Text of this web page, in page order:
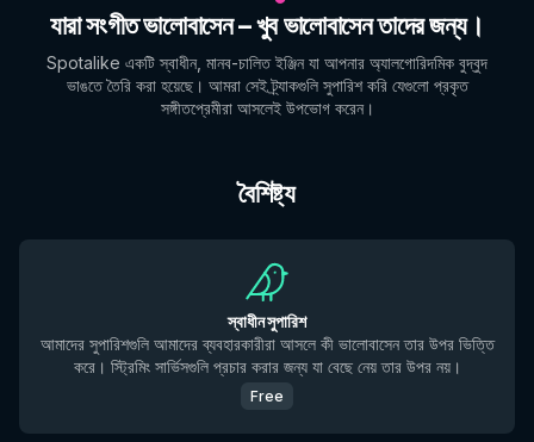
যারা সংগীত ভালোবাসেন – খুব ভালোবাসেন তাদের জন্য।
Spotalike একটি স্বাধীন, মানব-চালিত ইঞ্জিন যা আপনার অ্যালগোরিদমিক বুদ্বুদ
ভাঙতে তৈরি করা হয়েছে। আমরা সেই ট্র্যাকগুলি সুপারিশ করি যেগুলো প্রকৃত
সঙ্গীতপ্রেমীরা আসলেই উপভোগ করেন।
বৈশিষ্ট্য
স্বাধীন সুপারিশ
আমাদের সুপারিশগুলি আমাদের ব্যবহারকারীরা আসলে কী ভালোবাসেন তার উপর ভিত্তি
করে। স্ট্রিমিং সার্ভিসগুলি প্রচার করার জন্য যা বেছে নেয় তার উপর নয়।
Free